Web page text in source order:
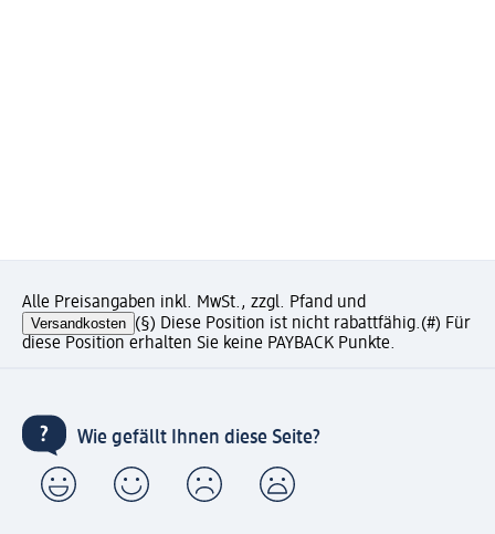
Alle Preisangaben inkl. MwSt., zzgl. Pfand und
Versandkosten (§) Diese Position ist nicht rabattfähig.(#) Für
diese Position erhalten Sie keine PAYBACK Punkte.
Wie gefällt Ihnen diese Seite?